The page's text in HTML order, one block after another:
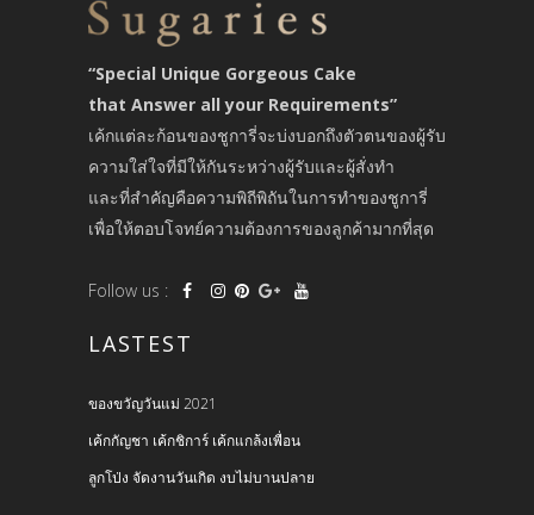
“Special Unique Gorgeous Cake
that Answer all your Requirements”
เค้กแต่ละก้อนของชูการี่จะบ่งบอกถึงตัวตนของผู้รับ
ความใส่ใจที่มีให้กันระหว่างผู้รับและผู้สั่งทำ
และที่สำคัญคือความพิถีพิถันในการทำของชูการี่
เพื่อให้ตอบโจทย์ความต้องการของลูกค้ามากที่สุด
Follow us :
LASTEST
ของขวัญวันแม่ 2021
เค้กกัญชา เค้กชิการ์ เค้กแกล้งเพื่อน
ลูกโป่ง จัดงานวันเกิด งบไม่บานปลาย